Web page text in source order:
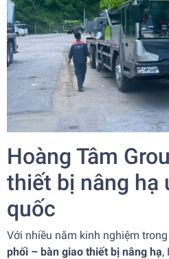
Hoàng Tâm
thiết bị nâng hạ
quốc
Với nhiều năm kinh nghiệm
phối – bàn giao thiết bị nâng hạ,